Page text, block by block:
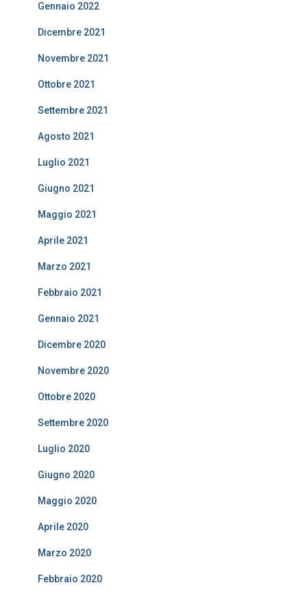
Gennaio 2022
Dicembre 2021
Novembre 2021
Ottobre 2021
Settembre 2021
Agosto 2021
Luglio 2021
Giugno 2021
Maggio 2021
Aprile 2021
Marzo 2021
Febbraio 2021
Gennaio 2021
Dicembre 2020
Novembre 2020
Ottobre 2020
Settembre 2020
Luglio 2020
Giugno 2020
Maggio 2020
Aprile 2020
Marzo 2020
Febbraio 2020